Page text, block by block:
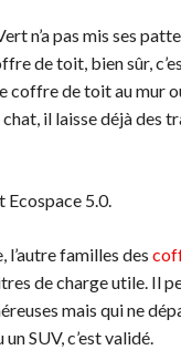
n’a pas mis ses
de toit, bien sûr,
de toit au mur
il laisse déjà des
5.0.
l’autre familles des
de charge utile. Il
mais qui ne
SUV, c’est validé.